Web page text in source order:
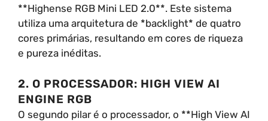
**Highense RGB Mini LED 2.0**. Este sistema
utiliza uma arquitetura de *backlight* de quatro
cores primárias, resultando em cores de riqueza
e pureza inéditas.
2. O PROCESSADOR: HIGH VIEW AI
ENGINE RGB
O segundo pilar é o processador, o **High View AI